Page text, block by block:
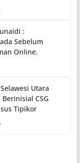
:
Sebelum
Online.
Utara
CSG
Tipikor